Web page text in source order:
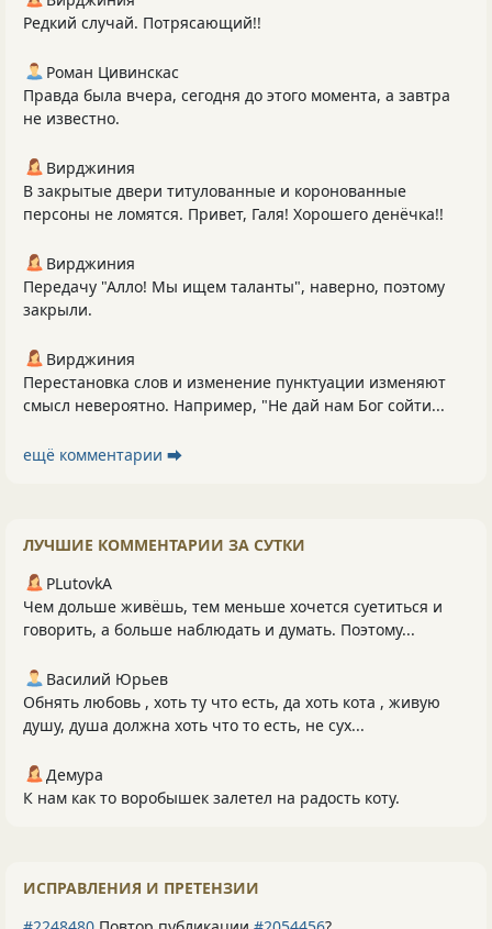
Редкий случай. Потрясающий!!
Роман Цивинскас
Правда была вчера, сегодня до этого момента, а завтра
не известно.
Вирджиния
В закрытые двери титулованные и коронованные
персоны не ломятся. Привет, Галя! Хорошего денёчка!!
Вирджиния
Передачу "Алло! Мы ищем таланты", наверно, поэтому
закрыли.
Вирджиния
Перестановка слов и изменение пунктуации изменяют
смысл невероятно. Например, "Не дай нам Бог сойти...
ещё комментарии ⮕
ЛУЧШИЕ КОММЕНТАРИИ ЗА СУТКИ
PLutоvkА
Чем дольше живёшь, тем меньше хочется суетиться и
говорить, а больше наблюдать и думать. Поэтому...
Василий Юрьев
Обнять любовь , хоть ту что есть, да хоть кота , живую
душу, душа должна хоть что то есть, не сух...
Демура
К нам как то воробышек залетел на радость коту.
ИСПРАВЛЕНИЯ И ПРЕТЕНЗИИ